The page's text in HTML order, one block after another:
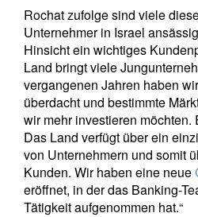
Rochat zufolge sind viele
Unternehmer in Israel
Hinsicht ein wichtiges
Land bringt viele
vergangenen Jahren haben
überdacht und bestimmte
wir mehr investieren möchten.
Das Land verfügt über ein
von Unternehmern und somit
Kunden. Wir haben eine neue
eröffnet, in der das Banking-
Tätigkeit aufgenommen hat.“